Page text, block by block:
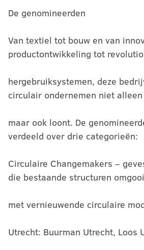
De genomineerden
Van textiel tot bouw en van
productontwikkeling tot
hergebruiksystemen, deze
circulair ondernemen niet
maar ook loont. De
verdeeld over drie categorieën:
Circulaire Changemakers –
die bestaande structuren
met vernieuwende circulaire
Utrecht: Buurman Utrecht, Loos